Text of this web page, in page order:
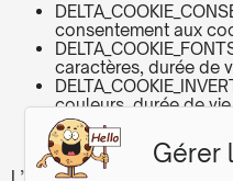
consentement aux
caractères, durée de
couleurs, durée de
Des cookies evt.. =>
validation, durée de
Gérer